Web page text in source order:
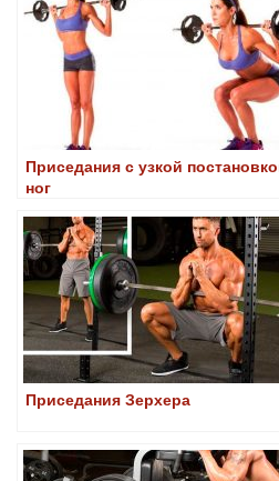
Приседания с узкой
ног
Приседания Зерхера